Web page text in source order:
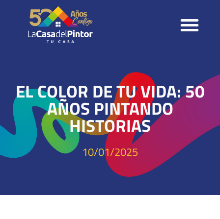
EL COLOR DE TU VIDA: 50
AÑOS PINTANDO
HISTORIAS
10/01/2025